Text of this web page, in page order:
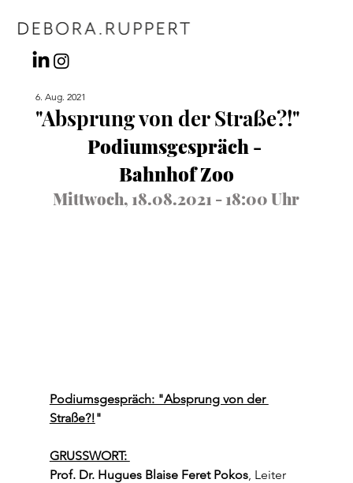
"Absprung von der Straße?!"
6. Aug. 2021
Podiumsgespräch -
Bahnhof Zoo
Mittwoch, 18.08.2021 - 18:00 Uhr
Podiumsgespräch: "Absprung von der
Straße?!"
GRUSSWORT:
Prof. Dr. Hugues Blaise Feret Pokos, Leiter